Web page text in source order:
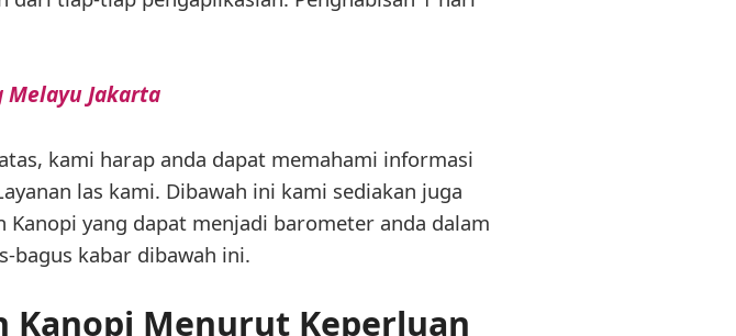
Melayu Jakarta
kami harap anda dapat memahami informasi
las kami. Dibawah ini kami sediakan juga
yang dapat menjadi barometer anda dalam
bagus kabar dibawah ini.
Kanopi Menurut Keperluan